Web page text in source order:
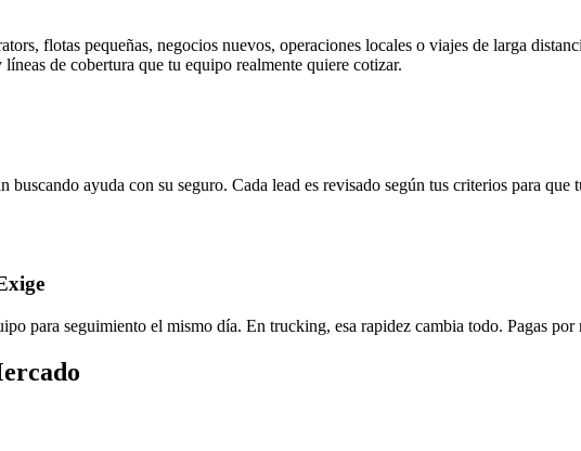
flotas pequeñas, negocios nuevos, operaciones locales o viajes de larga
de cobertura que tu equipo realmente quiere cotizar.
buscando ayuda con su seguro. Cada lead es revisado según tus criterios para que
para seguimiento el mismo día. En trucking, esa rapidez cambia todo. Pagas por